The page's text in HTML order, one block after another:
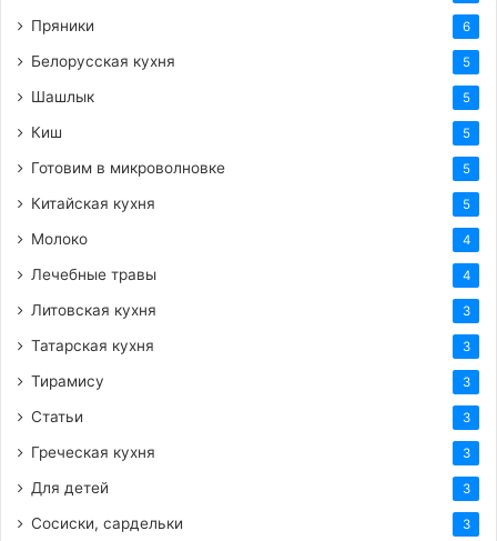
Пряники 6
Белорусская кухня 5
Шашлык 5
Киш 5
Готовим в микроволновке 5
Китайская кухня 5
Молоко 4
Лечебные травы 4
Литовская кухня 3
Татарская кухня 3
Тирамису 3
Статьи 3
Греческая кухня 3
Для детей 3
Сосиски, сардельки 3